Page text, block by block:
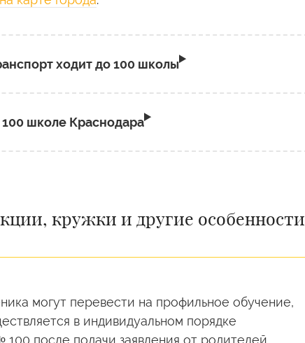
ходит до 100 школы
школе Краснодара
кружки и другие особенности
могут перевести на профильное обучение,
в индивидуальном порядке
после подачи заявления от родителей.